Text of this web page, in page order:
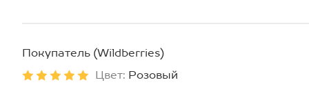
Покупатель (Wildberries)
Цвет: Розовый